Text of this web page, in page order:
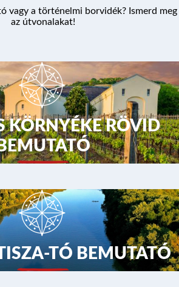
vagy a történelmi borvidék? Ismerd meg
az útvonalakat!
KÖRNYÉKE RÖVID
TÓ BEMUTATÓ